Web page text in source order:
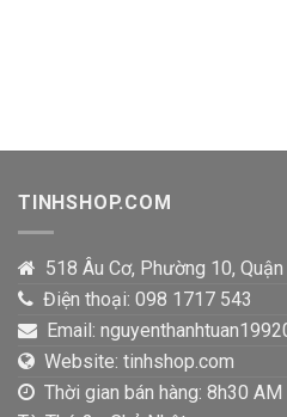
TINHSHOP.COM
518 Âu Cơ, Phường 10, Quận
Điện thoại: 098 1717 543
Email:
Website: tinhshop.com
Thời gian bán hàng: 8h30